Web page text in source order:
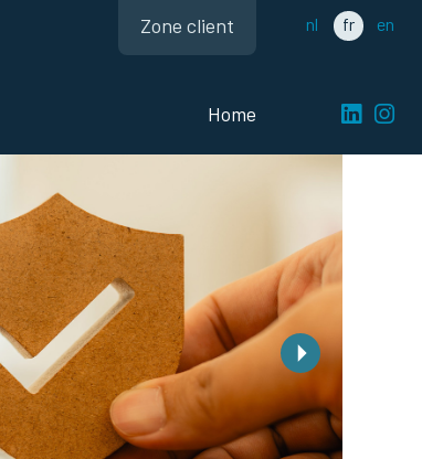
nl fr en
Home
Zone client
Suivant